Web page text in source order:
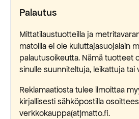
Palautus
Mittatilaustuotteilla ja
matoilla ei ole kuluttajasuojalain
palautusoikeutta. Nämä tuotteet
sinulle suunniteltuja, leikattuja tai
Reklamaatiosta tulee ilmoittaa
kirjallisesti sähköpostilla
verkkokauppa(at)matto.fi.